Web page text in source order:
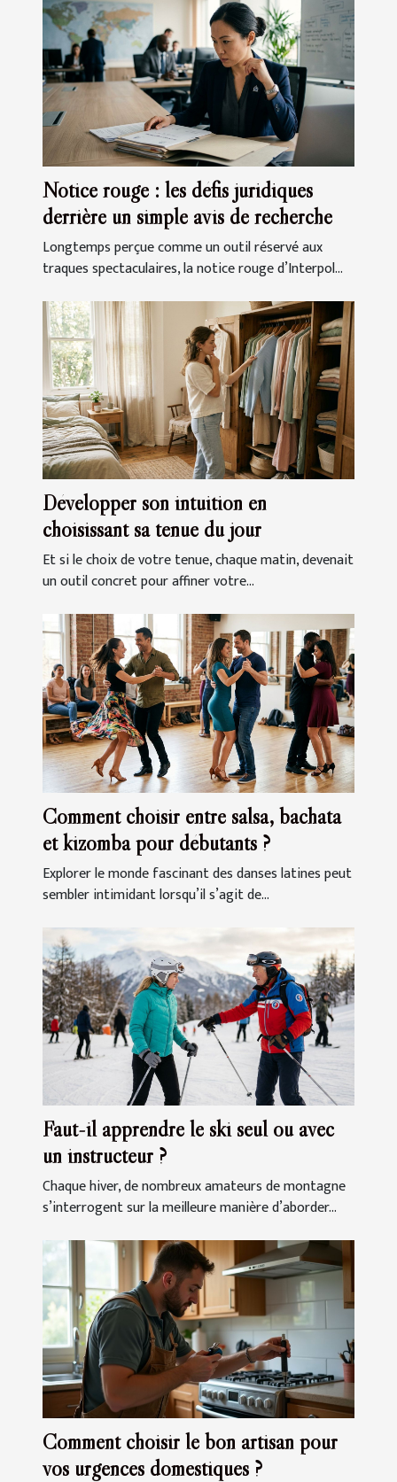
Notice rouge : les défis juridiques
derrière un simple avis de recherche
Longtemps perçue comme un outil réservé aux
traques spectaculaires, la notice rouge d’Interpol...
Développer son intuition en
choisissant sa tenue du jour
Et si le choix de votre tenue, chaque matin, devenait
un outil concret pour affiner votre...
Comment choisir entre salsa, bachata
et kizomba pour débutants ?
Explorer le monde fascinant des danses latines peut
sembler intimidant lorsqu’il s’agit de...
Faut-il apprendre le ski seul ou avec
un instructeur ?
Chaque hiver, de nombreux amateurs de montagne
s’interrogent sur la meilleure manière d’aborder...
Comment choisir le bon artisan pour
vos urgences domestiques ?